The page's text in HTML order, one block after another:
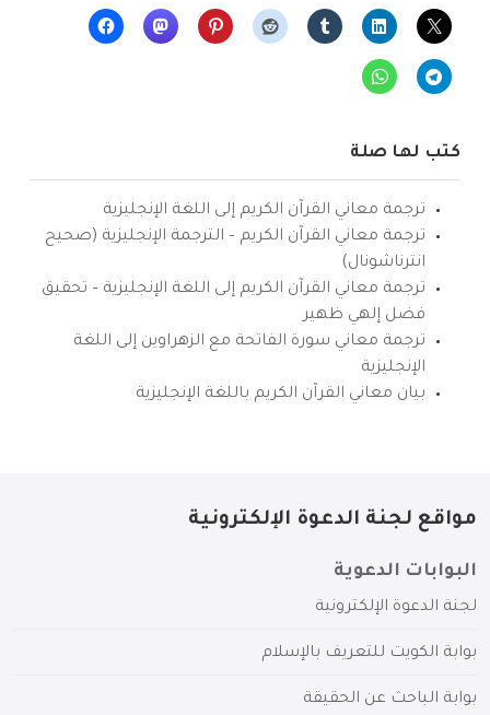
كتب لها صلة
ترجمة معاني القرآن الكريم إلى اللغة الإنجليزية
ترجمة معاني القرآن الكريم – الترجمة الإنجليزية (صحيح
انترناشونال)
ترجمة معاني القرآن الكريم إلى اللغة الإنجليزية – تحقيق
فضل إلهي ظهير
ترجمة معاني سورة الفاتحة مع الزهراوين إلى اللغة
الإنجليزية
بيان معاني القرآن الكريم باللغة الإنجليزية
مواقع لجنة الدعوة الإلكترونية
البوابات الدعوية
لجنة الدعوة الإلكترونية
بوابة الكويت للتعريف بالإسلام
بوابة الباحث عن الحقيقة